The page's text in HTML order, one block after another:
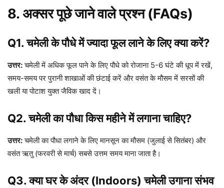
8. अक्सर पूछे जाने वाले प्रश्न (FAQs)
Q1. चमेली के पौधे में ज्यादा फूल लाने के लिए क्या करें?
उत्तर:चमेली में अधिक फूल पाने के लिए पौधे को रोजाना 5-6 घंटे की धूप में रखें,
समय-समय पर पुरानी शाखाओं की छंटाई करें और वसंत के मौसम में सरसों की
खली या पोटाश युक्त जैविक खाद दें।
Q2. चमेली का पौधा किस महीने में लगाना चाहिए?
उत्तर:चमेली का पौधा लगाने के लिए मानसून का मौसम (जुलाई से सितंबर) और
वसंत ऋतु (फरवरी से मार्च) सबसे उत्तम समय माना जाता है।
Q3. क्या घर के अंदर (Indoors) चमेली उगाना संभव